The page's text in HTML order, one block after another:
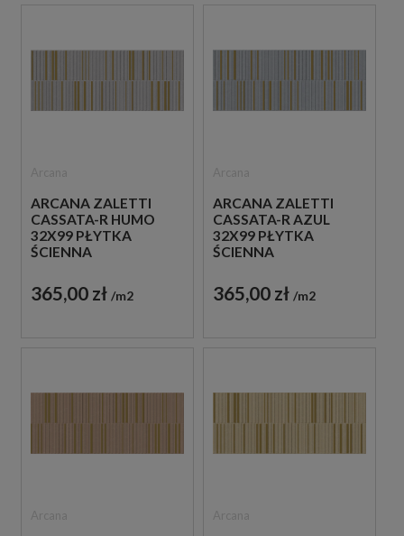
ARCANA ZALETTI
CASSATA-R HUMO
32X99 PŁYTKA
ŚCIENNA
365,00 zł m2
ARCANA ZALETTI
CASSATA-R AZUL
32X99 PŁYTKA
ŚCIENNA
365,00 zł m2